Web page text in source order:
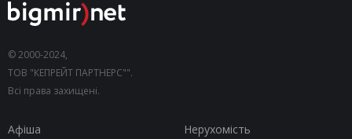
© 2000-2024,
ТОВ "КЕПРЕЙТ ПАРТНЕРС"".
Всі права захищені.
Афіша
Нерухомість